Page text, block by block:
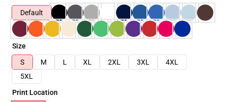
Default
Size
S
M L XL 2XL 3XL
4XL
5XL
Print Location